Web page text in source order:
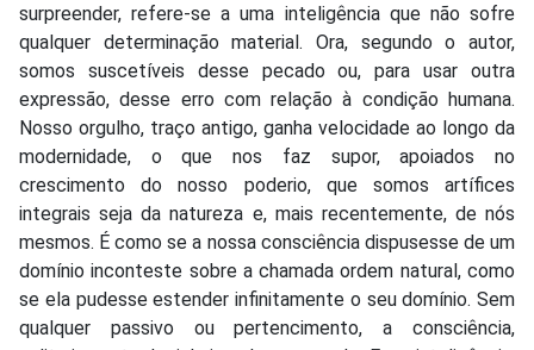
surpreender, refere-se a uma inteligência que não sofre
qualquer determinação material. Ora, segundo o autor,
somos suscetíveis desse pecado ou, para usar outra
expressão, desse erro com relação à condição humana.
Nosso orgulho, traço antigo, ganha velocidade ao longo da
modernidade, o que nos faz supor, apoiados no
crescimento do nosso poderio, que somos artífices
integrais seja da natureza e, mais recentemente, de nós
mesmos. É como se a nossa consciência dispusesse de um
domínio inconteste sobre a chamada ordem natural, como
se ela pudesse estender infinitamente o seu domínio. Sem
qualquer passivo ou pertencimento, a consciência,